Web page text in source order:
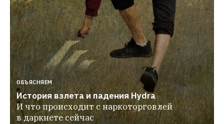
ОБЪЯСНЯЕМ
История взлета и падения Hydra
И что происходит с наркоторговлей
в даркнете сейчас